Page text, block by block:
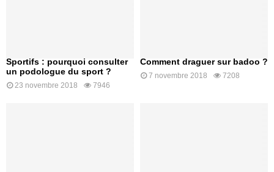
Sportifs : pourquoi consulter
un podologue du sport ?
23 novembre 2018 7946
Comment draguer sur badoo ?
7 novembre 2018 7208